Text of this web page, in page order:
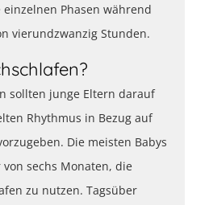
Phasen während
vierundzwanzig Stunden.
sollten junge Eltern darauf
Rhythmus in Bezug auf
Die meisten Babys
sechs Monaten, die
zu nutzen. Tagsüber